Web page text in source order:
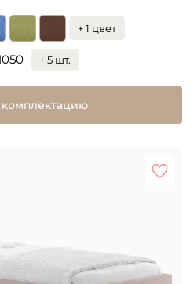
+ 1 цвет
+ 5 шт.